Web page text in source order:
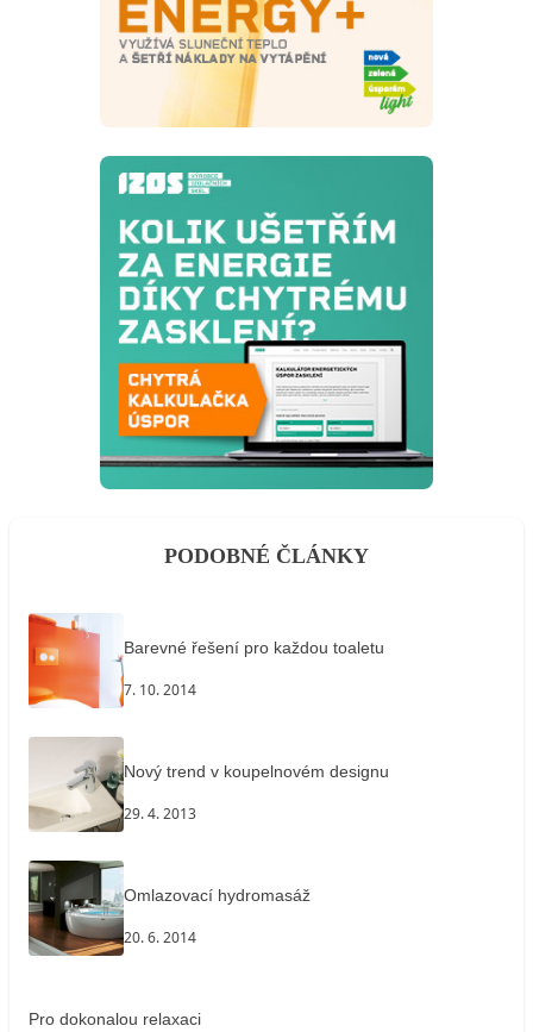
PODOBNÉ ČLÁNKY
Barevné řešení pro každou toaletu
7. 10. 2014
Nový trend v koupelnovém designu
29. 4. 2013
Omlazovací hydromasáž
20. 6. 2014
Pro dokonalou relaxaci